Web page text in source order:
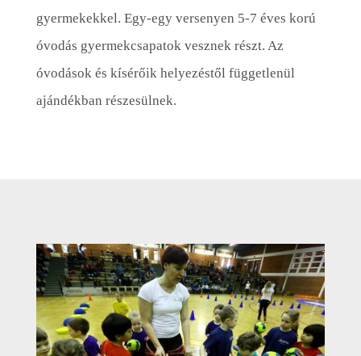
gyermekekkel. Egy-egy versenyen 5-7 éves korú
óvodás gyermekcsapatok vesznek részt. Az
óvodások és kísérőik helyezéstől függetlenül
ajándékban részesülnek.